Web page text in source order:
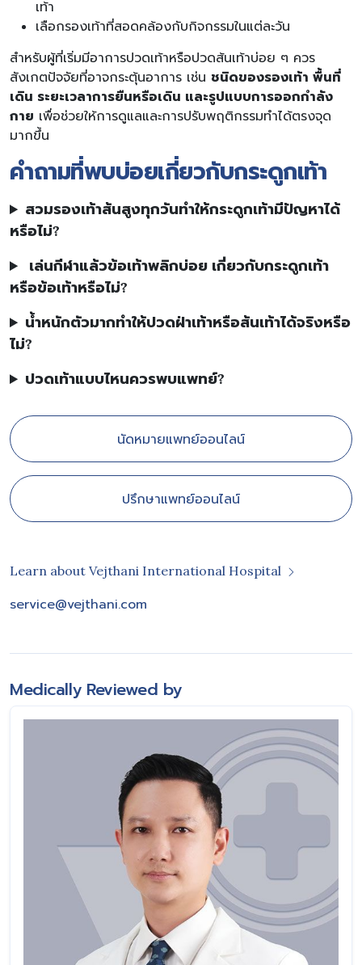
เท้า
เลือกรองเท้าที่สอดคล้องกับกิจกรรมในแต่ละวัน
สำหรับผู้ที่เริ่มมีอาการปวดเท้าหรือปวดส้นเท้าบ่อย ๆ ควร
สังเกตปัจจัยที่อาจกระตุ้นอาการ เช่น ชนิดของรองเท้า พื้นที่
เดิน ระยะเวลาการยืนหรือเดิน และรูปแบบการออกกำลัง
กาย เพื่อช่วยให้การดูแลและการปรับพฤติกรรมทำได้ตรงจุด
มากขึ้น
คำถามที่พบบ่อยเกี่ยวกับกระดูกเท้า
สวมรองเท้าส้นสูงทุกวันทำให้กระดูกเท้ามีปัญหาได้
หรือไม่?
เล่นกีฬาแล้วข้อเท้าพลิกบ่อย เกี่ยวกับกระดูกเท้า
หรือข้อเท้าหรือไม่?
น้ำหนักตัวมากทำให้ปวดฝ่าเท้าหรือส้นเท้าได้จริงหรือ
ไม่?
ปวดเท้าแบบไหนควรพบแพทย์?
นัดหมายแพทย์ออนไลน์
ปรึกษาแพทย์ออนไลน์
Learn about Vejthani International Hospital
service@vejthani.com
Medically Reviewed by